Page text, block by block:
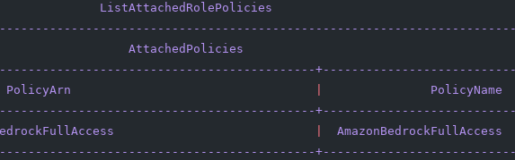
ListAttachedRolePolicies
AttachedPolicies
PolicyArn
               PolicyName
  AmazonBedrockFullAccess